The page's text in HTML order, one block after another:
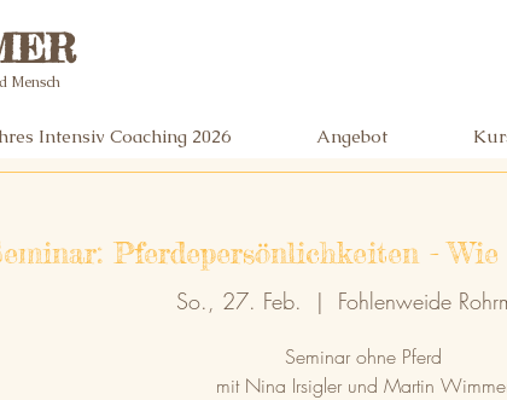
Mensch
Intensiv Coaching 2026 Angebot
Pferdepersönlichkeiten -
So., 27. Feb.
  |
Fohlenweide
Seminar ohne Pferd
mit Nina Irsigler und Martin